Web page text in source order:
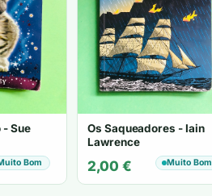
- Sue
Bom
Os Saqueadores - Iain
Lawrence
2,00 € Muito Bom